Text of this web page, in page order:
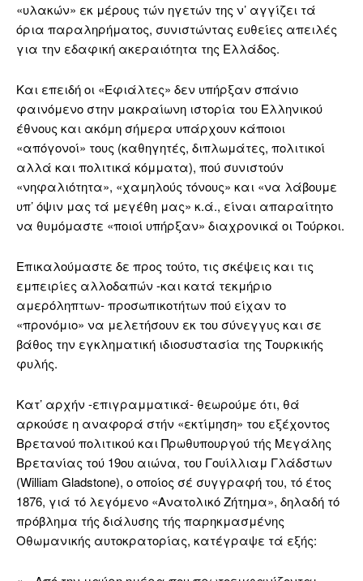
«υλακών» εκ μέρους τών ηγετών της ν’ αγγίζει τά
όρια παραληρήματος, συνιστώντας ευθείες απειλές
για την εδαφική ακεραιότητα της Ελλάδος.
Και επειδή οι «Εφιάλτες» δεν υπήρξαν σπάνιο
φαινόμενο στην μακραίωνη ιστορία του Ελληνικού
έθνους και ακόμη σήμερα υπάρχουν κάποιοι
«απόγονοί» τους (καθηγητές, διπλωμάτες, πολιτικοί
αλλά και πολιτικά κόμματα), πού συνιστούν
«νηφαλιότητα», «χαμηλούς τόνους» και «να λάβουμε
υπ’ όψιν μας τά μεγέθη μας» κ.ά., είναι απαραίτητο
να θυμόμαστε «ποιοί υπήρξαν» διαχρονικά οι Τούρκοι.
Επικαλούμαστε δε προς τούτο, τις σκέψεις και τις
εμπειρίες αλλοδαπών -και κατά τεκμήριο
αμερόληπτων- προσωπικοτήτων πού είχαν το
«προνόμιο» να μελετήσουν εκ του σύνεγγυς και σε
βάθος την εγκληματική ιδιοσυστασία της Τουρκικής
φυλής.
Κατ’ αρχήν -επιγραμματικά- θεωρούμε ότι, θά
αρκούσε η αναφορά στήν «εκτίμηση» του εξέχοντος
Βρετανού πολιτικού και Πρωθυπουργού τής Μεγάλης
Βρετανίας τού 19ου αιώνα, του Γουίλλιαμ Γλάδστων
(William Gladstone), ο οποίος σέ συγγραφή του, τό έτος
1876, γιά τό λεγόμενο «Ανατολικό Ζήτημα», δηλαδή τό
πρόβλημα τής διάλυσης τής παρηκμασμένης
Οθωμανικής αυτοκρατορίας, κατέγραψε τά εξής: